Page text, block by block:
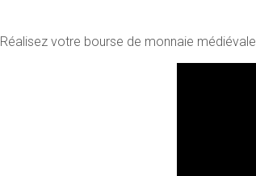
Réalisez votre bourse de monnaie médiévale.